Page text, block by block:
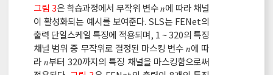
그림 3은 학습과정에서 무작위 변수 𝑛에 따라 채널
이 활성화되는 예시를 보여준다. SLS는 FENet의
출력 단일스케일 특징에 적용되며, 1 ~ 320의 특징
채널 범위 중 무작위로 결정된 마스킹 변수 𝑛에 따
라 𝑛부터 320까지의 특징 채널을 마스킹함으로써